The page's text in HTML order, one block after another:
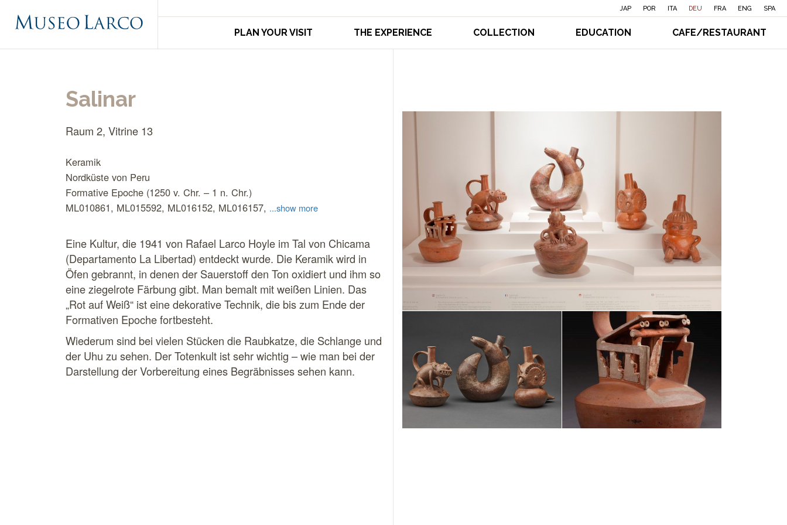
JAP POR ITA DEU FRA ENG SPA
PLAN YOUR VISIT THE EXPERIENCE COLLECTION EDUCATION CAFE/RESTAURANT
< Back to
Salinar
Raum 2, Vitrine 13
Keramik
Nordküste von Peru
Formative Epoche (1250 v. Chr. – 1 n. Chr.)
ML010861, ML015592, ML016152, ML016157, ...show more
Eine Kultur, die 1941 von Rafael Larco Hoyle im Tal von Chicama
(Departamento La Libertad) entdeckt wurde. Die Keramik wird in
Öfen gebrannt, in denen der Sauerstoff den Ton oxidiert und ihm so
eine ziegelrote Färbung gibt. Man bemalt mit weißen Linien. Das
„Rot auf Weiß“ ist eine dekorative Technik, die bis zum Ende der
Formativen Epoche fortbesteht.
Wiederum sind bei vielen Stücken die Raubkatze, die Schlange und
der Uhu zu sehen. Der Totenkult ist sehr wichtig – wie man bei der
Darstellung der Vorbereitung eines Begräbnisses sehen kann.